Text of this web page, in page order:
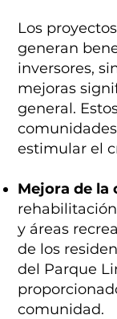
Los
generan
inversores,
mejoras
general.
estimular el
Mejora de la
y áreas
de los
del Parque
comunidad.